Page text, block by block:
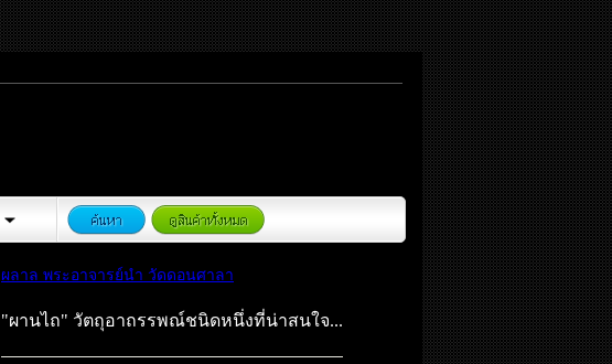
ผลาล พระอาจารย์นำ วัดดอนศาลา
"ผานไถ" วัตถุอาถรรพณ์ชนิดหนึ่งที่น่าสนใจ...